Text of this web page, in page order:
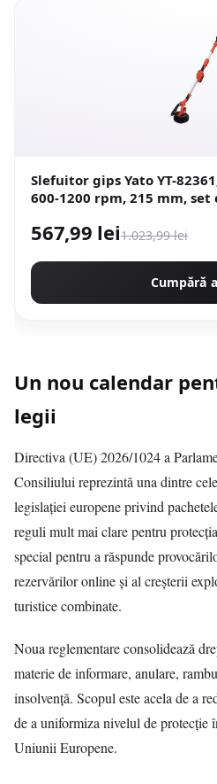
Slefuitor gips Yato YT-
600-1200 rpm, 215 mm,
567,99 lei1.023,99 lei
Cumpără
Un nou calendar
legii
Directiva (UE) 2026/1024 a
Consiliului reprezintă una dintre
legislației europene privind
reguli mult mai clare pentru
special pentru a răspunde
rezervărilor online și al creșterii
turistice combinate.
Noua reglementare consolidează
materie de informare, anulare,
insolvență. Scopul este acela de a
de a uniformiza nivelul de protecție
Uniunii Europene.